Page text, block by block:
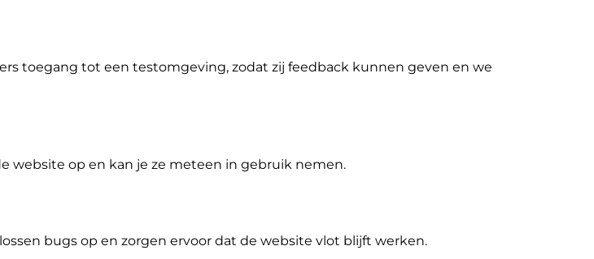
toegang tot een testomgeving, zodat zij feedback kunnen geven en we
website op en kan je ze meteen in gebruik nemen.
bugs op en zorgen ervoor dat de website vlot blijft werken.